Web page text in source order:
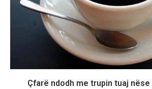
Çfarë ndodh me trupin tuaj nëse